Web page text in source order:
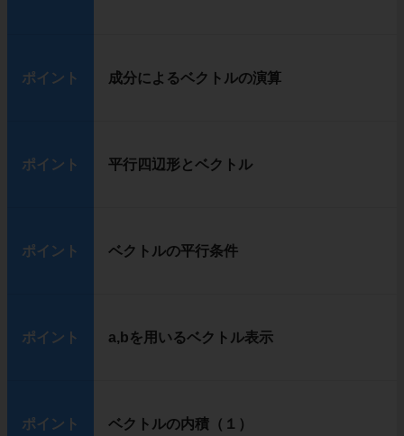
ポイント 成分によるベクトルの演算
ポイント 平行四辺形とベクトル
ポイント ベクトルの平行条件
ポイント a,bを用いるベクトル表示
ポイント ベクトルの内積（１）